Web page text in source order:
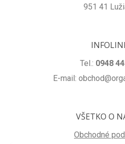
951 41
Tel.: 0948
E-mail:
VŠETKO O
Obchodné